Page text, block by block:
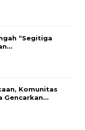
“Segitiga
Komunitas
Gencarkan…